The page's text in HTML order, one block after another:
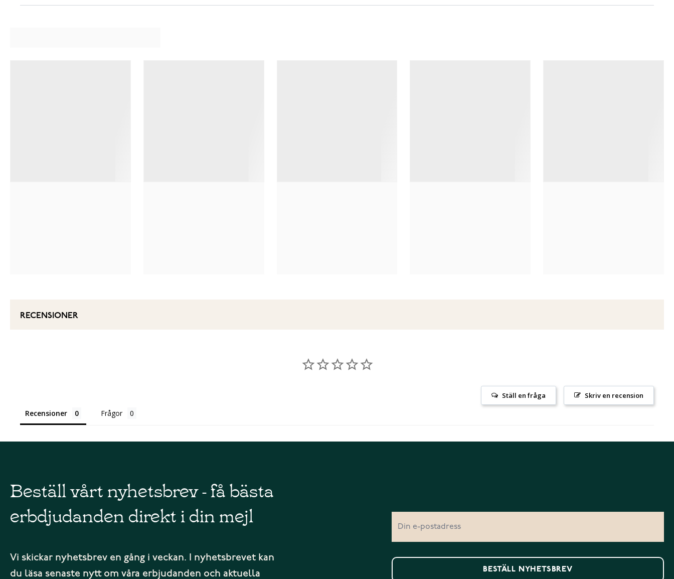
RECENSIONER
Skriv en recension
Ställ en fråga
Recensioner Frågor
Beställ vårt nyhetsbrev - få bästa
erbdjudanden direkt i din mejl
Vi skickar nyhetsbrev en gång i veckan. I nyhetsbrevet kan
du läsa senaste nytt om våra erbjudanden och aktuella
BESTÄLL NYHETSBREV